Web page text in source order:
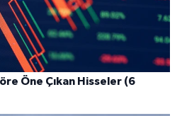
Öne Çıkan Hisseler (6